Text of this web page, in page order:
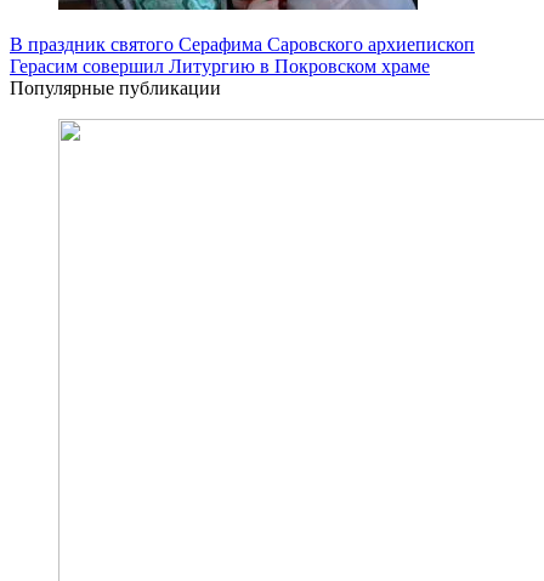
В праздник святого Серафима Саровского архиепископ
Герасим совершил Литургию в Покровском храме
Популярные публикации